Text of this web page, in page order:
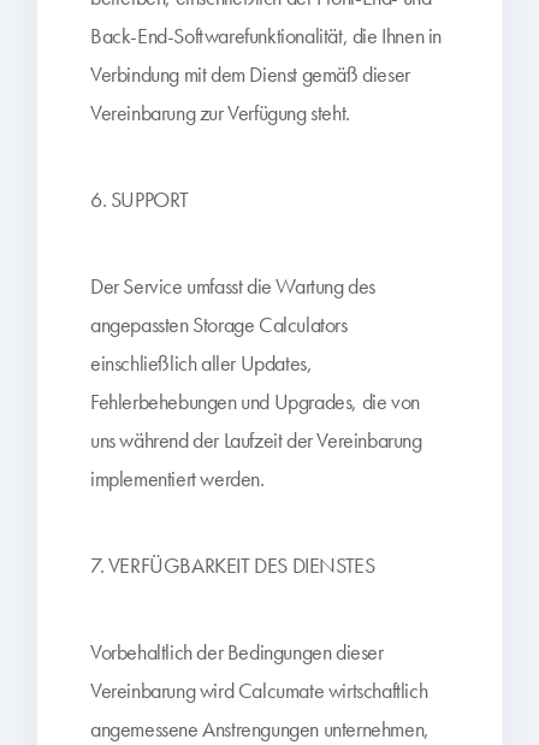
Back-End-Softwarefunktionalität, die Ihnen in
Verbindung mit dem Dienst gemäß dieser
Vereinbarung zur Verfügung steht.
6. SUPPORT
Der Service umfasst die Wartung des
angepassten Storage Calculators
einschließlich aller Updates,
Fehlerbehebungen und Upgrades, die von
uns während der Laufzeit der Vereinbarung
implementiert werden.
7. VERFÜGBARKEIT DES DIENSTES
Vorbehaltlich der Bedingungen dieser
Vereinbarung wird Calcumate wirtschaftlich
angemessene Anstrengungen unternehmen,